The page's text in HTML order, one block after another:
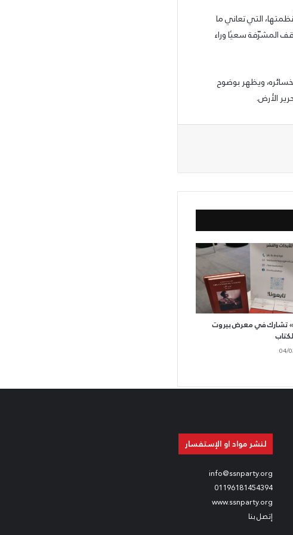
التي تعاني ما
المشرّفة سعيًا وراء
خسائره، ويظهر بوضوح
الأرض.
تشارك في معرض بيروت
04/
لنشر مواد او الإستفسار
info@ssnparty.org
01196181454394
www.ssnparty.org
إتصل بنا